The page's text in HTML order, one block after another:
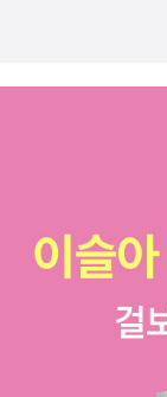
다 읽고 싶어 모아
은 가벼운 마음으
다가 완간이 안된
시 시작했다.두번
들었지만 내용은
다.근데, 읽고 싶은